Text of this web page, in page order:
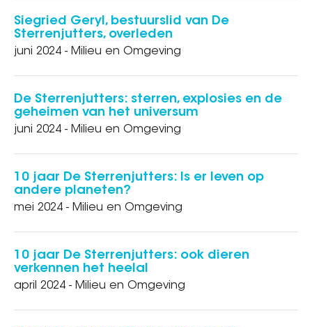
Siegried Geryl, bestuurslid van De
Sterrenjutters, overleden
juni 2024 - Milieu en Omgeving
De Sterrenjutters: sterren, explosies en de
geheimen van het universum
juni 2024 - Milieu en Omgeving
10 jaar De Sterrenjutters: Is er leven op
andere planeten?
mei 2024 - Milieu en Omgeving
10 jaar De Sterrenjutters: ook dieren
verkennen het heelal
april 2024 - Milieu en Omgeving